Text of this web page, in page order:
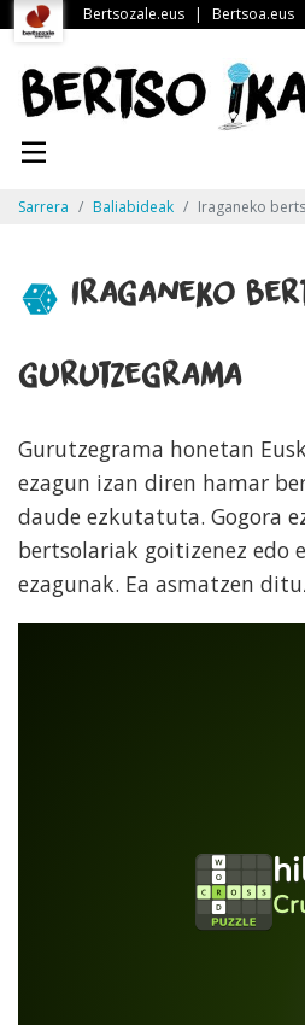
Bertsozale.eus | Bertsoa.eus
Sarrera Baliabideak Iraganeko
Iraganeko
gurutzegrama
Gurutzegrama honetan
ezagun izan diren hamar
daude ezkutatuta. Gogora
bertsolariak goitizenez edo
ezagunak. Ea asmatzen